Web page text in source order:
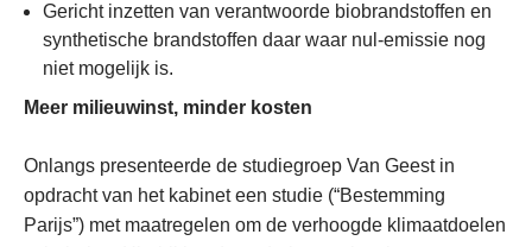
Gericht inzetten van verantwoorde biobrandstoffen en
synthetische brandstoffen daar waar nul-emissie nog
niet mogelijk is.
Meer milieuwinst, minder kosten
Onlangs presenteerde de studiegroep Van Geest in
opdracht van het kabinet een studie (“Bestemming
Parijs”) met maatregelen om de verhoogde klimaatdoelen